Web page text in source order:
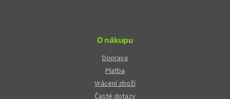
O nákupu
Doprava
Platba
Vrácení zboží
Časté dotazy